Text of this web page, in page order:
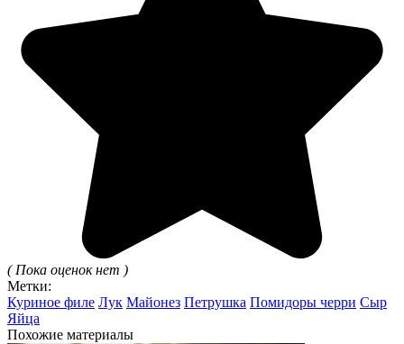
( Пока оценок нет )
Метки:
Куриное филе Лук Майонез Петрушка Помидоры черри Сыр
Яйца
Похожие материалы